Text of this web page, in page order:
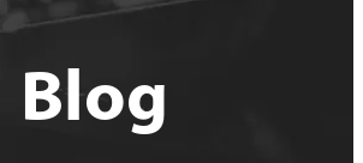
Blog